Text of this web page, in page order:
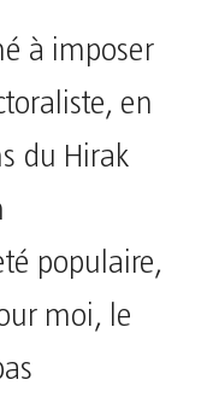
à imposer
en
du Hirak
populaire,
moi, le